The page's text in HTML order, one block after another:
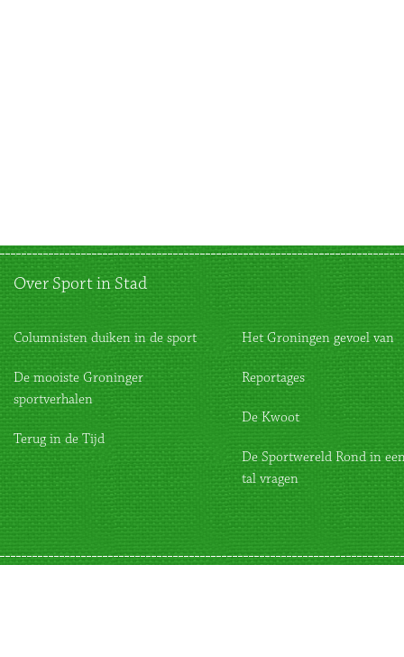
Over Sport in Stad
Columnisten duiken in de sport
De mooiste Groninger
sportverhalen
Terug in de Tijd
Het Groningen gevoel van
Reportages
De Kwoot
De Sportwereld Rond in
tal vragen